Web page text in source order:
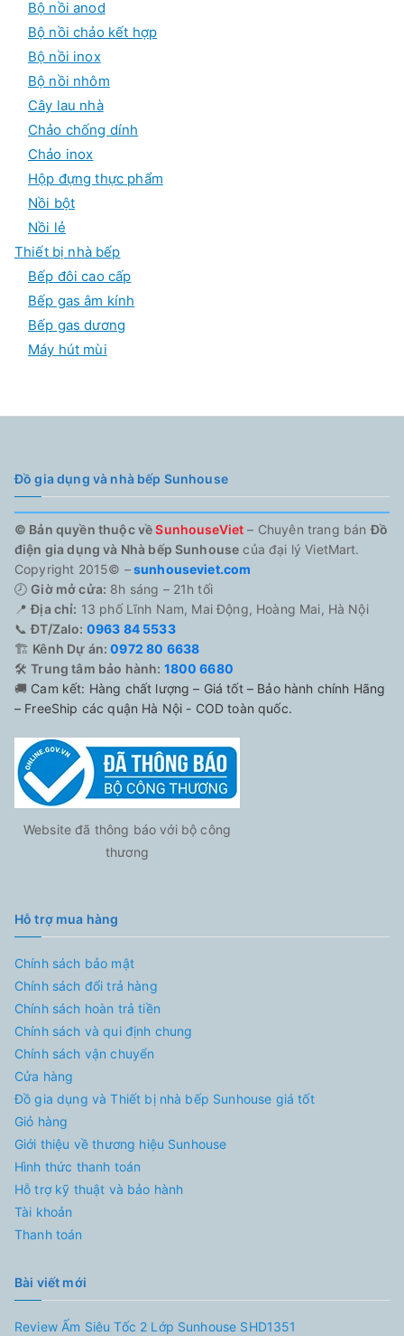
Bộ nồi anod
Bộ nồi chảo kết hợp
Bộ nồi inox
Bộ nồi nhôm
Cây lau nhà
Chảo chống dính
Chảo inox
Hộp đựng thực phẩm
Nồi bột
Nồi lẻ
Thiết bị nhà bếp
Bếp đôi cao cấp
Bếp gas âm kính
Bếp gas dương
Máy hút mùi
Đồ gia dụng và nhà bếp Sunhouse
© Bản quyền thuộc vềSunhouseViet – Chuyên trang bánĐồ
điện gia dụng và Nhà bếp Sunhouse của đại lý VietMart.
Copyright 2015© –sunhouseviet.com
🕗Giờ mở cửa: 8h sáng – 21h tối
📍Địa chỉ: 13 phố Lĩnh Nam, Mai Động, Hoàng Mai, Hà Nội
📞ĐT/Zalo: 0963 84 5533
🏗️ Kênh Dự án: 0972 80 6638
🛠️Trung tâm bảo hành: 1800 6680
🚚 Cam kết: Hàng chất lượng – Giá tốt – Bảo hành chính Hãng
– FreeShip các quận Hà Nội - COD toàn quốc.
Website đã thông báo với bộ công
thương
Hỗ trợ mua hàng
Chính sách bảo mật
Chính sách đổi trả hàng
Chính sách hoàn trả tiền
Chính sách và qui định chung
Chính sách vận chuyển
Cửa hàng
Đồ gia dụng và Thiết bị nhà bếp Sunhouse giá tốt
Giỏ hàng
Giới thiệu về thương hiệu Sunhouse
Hình thức thanh toán
Hỗ trợ kỹ thuật và bảo hành
Tài khoản
Thanh toán
Bài viết mới
Review Ấm Siêu Tốc 2 Lớp Sunhouse SHD1351